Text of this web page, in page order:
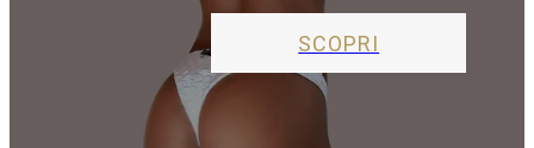
SCOPRI